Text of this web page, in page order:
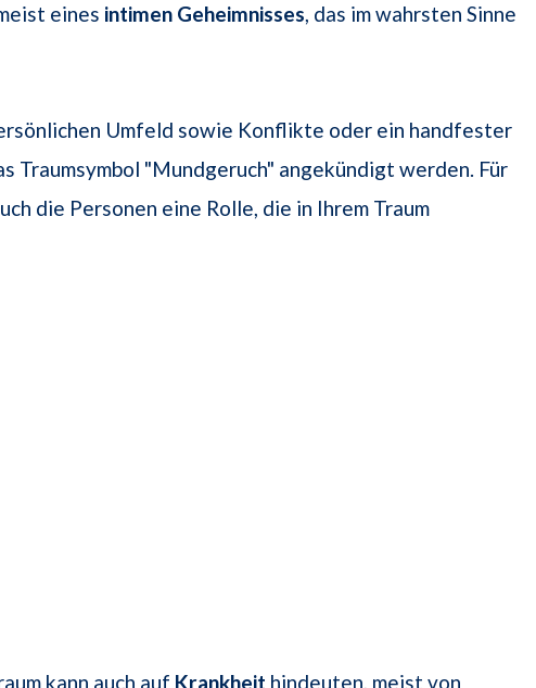
eines intimen Geheimnisses, das im wahrsten Sinne
Umfeld sowie Konflikte oder ein handfester
Traumsymbol "Mundgeruch" angekündigt werden. Für
die Personen eine Rolle, die in Ihrem Traum
kann auch auf Krankheit hindeuten, meist von